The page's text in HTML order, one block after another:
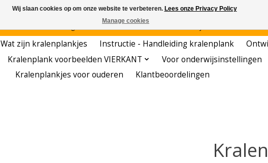
Wat zijn kralenplankjes Instructie - Handleiding kralenplank
Kralenplank voorbeelden VIERKANT Voor onderwijsinstellingen
Kralenplankjes voor ouderen
Klantbeoordelingen
Wij slaan cookies op om onze website te verbeteren. Lees onze Privacy Policy
Manage cookies